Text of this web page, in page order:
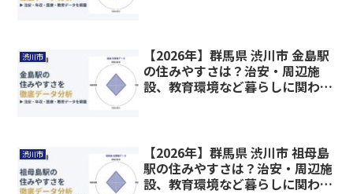
渋川市
【2026年】群馬県 渋川市 金島駅
の住みやすさは？治安・周辺施
設、教育環境など暮らしに関わる
渋川市
【2026年】群馬県 渋川市 祖母島
駅の住みやすさは？治安・周辺施
設、教育環境など暮らしに関わる